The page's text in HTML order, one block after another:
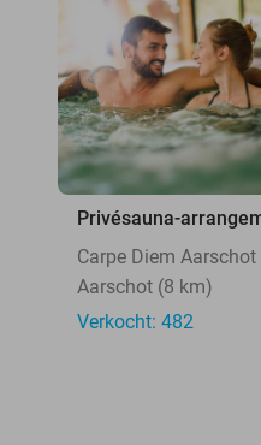
Privésauna-
Carpe Diem Aarschot
Aarschot (8 km)
Verkocht: 482